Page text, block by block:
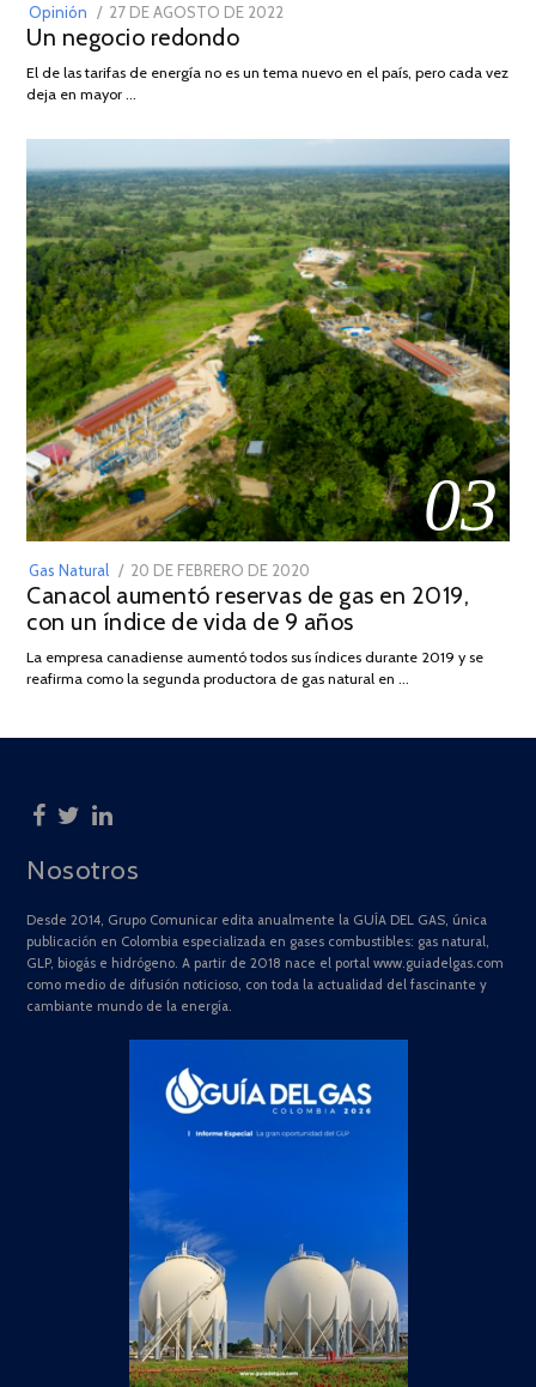
Opinión
POSTED
ON
27 DE AGOSTO DE 2022
DE
Un negocio redondo
El de las tarifas de energía no es un tema nuevo en el país, pero cada vez
deja en mayor …
03
Gas Natural
POSTED
ON
20 DE FEBRERO DE 2020
DE
JULIO
2025
Canacol aumentó reservas de gas en 2019,
con un índice de vida de 9 años
La empresa canadiense aumentó todos sus índices durante 2019 y se
reafirma como la segunda productora de gas natural en …
Nosotros
Desde 2014, Grupo Comunicar edita anualmente la GUÍA DEL GAS, única
publicación en Colombia especializada en gases combustibles: gas natural,
GLP, biogás e hidrógeno. A partir de 2018 nace el portal www.guiadelgas.com
como medio de difusión noticioso, con toda la actualidad del fascinante y
cambiante mundo de la energía.